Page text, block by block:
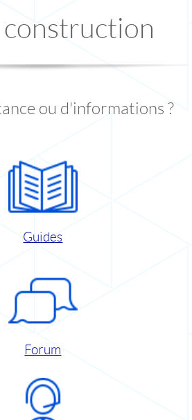
construction
ou d'informations ?
Guides
Forum